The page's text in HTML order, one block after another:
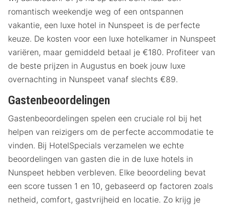
romantisch weekendje weg of een ontspannen
vakantie, een luxe hotel in Nunspeet is de perfecte
keuze. De kosten voor een luxe hotelkamer in Nunspeet
variëren, maar gemiddeld betaal je €180. Profiteer van
de beste prijzen in Augustus en boek jouw luxe
overnachting in Nunspeet vanaf slechts €89.
Gastenbeoordelingen
Gastenbeoordelingen spelen een cruciale rol bij het
helpen van reizigers om de perfecte accommodatie te
vinden. Bij HotelSpecials verzamelen we echte
beoordelingen van gasten die in de luxe hotels in
Nunspeet hebben verbleven. Elke beoordeling bevat
een score tussen 1 en 10, gebaseerd op factoren zoals
netheid, comfort, gastvrijheid en locatie. Zo krijg je